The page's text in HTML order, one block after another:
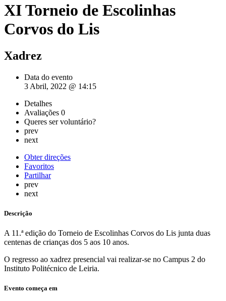
XI Torneio de Escolinhas
Corvos do Lis
Xadrez
Data do evento
3 Abril, 2022 @ 14:15
Detalhes
Avaliações 0
Queres ser voluntário?
prev
next
Obter direções
Favoritos
Partilhar
prev
next
Descrição
A 11.ª edição do Torneio de Escolinhas Corvos do Lis junta duas
centenas de crianças dos 5 aos 10 anos.
O regresso ao xadrez presencial vai realizar-se no Campus 2 do
Instituto Politécnico de Leiria.
Evento começa em